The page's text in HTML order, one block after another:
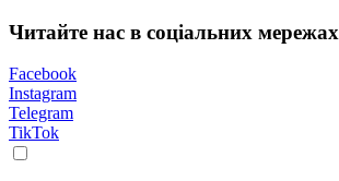
Читайте нас в соціальних мережах
Facebook
Instagram
Telegram
TikTok